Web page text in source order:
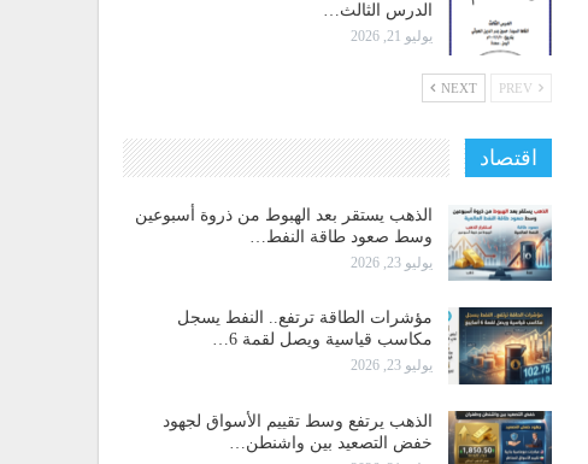
الدرس الثالث…
يوليو 21, 2026
NEXT
اقتصاد
الذهب يستقر بعد الهبوط من ذروة أسبوعين
وسط صعود طاقة النفط…
يوليو 23, 2026
مؤشرات الطاقة ترتفع.. النفط يسجل
مكاسب قياسية ويصل لقمة 6…
يوليو 23, 2026
الذهب يرتفع وسط تقييم الأسواق لجهود
خفض التصعيد بين واشنطن…